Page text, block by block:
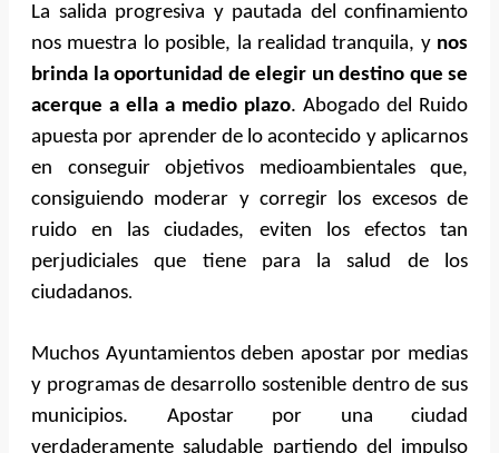
La salida progresiva y pautada del confinamiento
nos muestra lo posible, la realidad tranquila, y nos
brinda la oportunidad de elegir un destino que se
acerque a ella a medio plazo. Abogado del Ruido
apuesta por aprender de lo acontecido y aplicarnos
en conseguir objetivos medioambientales que,
consiguiendo moderar y corregir los excesos de
ruido en las ciudades, eviten los efectos tan
perjudiciales que tiene para la salud de los
ciudadanos.
Muchos Ayuntamientos deben apostar por medias
y programas de desarrollo sostenible dentro de sus
municipios. Apostar por una ciudad
verdaderamente saludable partiendo del impulso